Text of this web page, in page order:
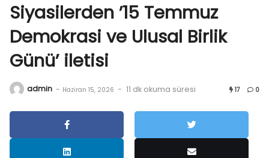
Siyasilerden ’15 Temmuz
Demokrasi ve Ulusal Birlik
Günü’ iletisi
admin - Haziran 15, 2026 - 11 dk okuma süresi 17 0